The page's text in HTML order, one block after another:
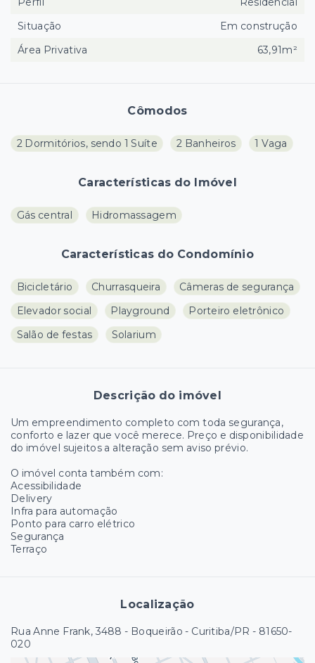
Cômodos
2 Dormitórios, sendo 1 Suíte 2 Banheiros 1 Vaga
Características do Imóvel
Gás central Hidromassagem
Características do Condomínio
Bicicletário Churrasqueira
Câmeras de segurança
Elevador social
Playground
Porteiro eletrônico
Salão de festas
Solarium
Descrição do imóvel
Um empreendimento completo com toda segurança,
conforto e lazer que você merece. Preço e disponibilidade
do imóvel sujeitos a alteração sem aviso prévio.
O imóvel conta também com:
Acessibilidade
Delivery
Infra para automação
Ponto para carro elétrico
Segurança
Terraço
Localização
Rua Anne Frank, 3488 - Boqueirão - Curitiba/PR - 81650-
020
Situação
Em construção
Área Privativa
63,91m²